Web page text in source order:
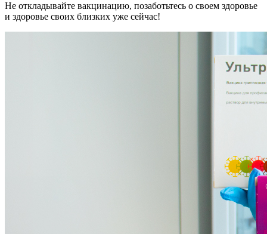
Не откладывайте вакцинацию, позаботьтесь о своем здоровье
и здоровье своих близких уже сейчас!